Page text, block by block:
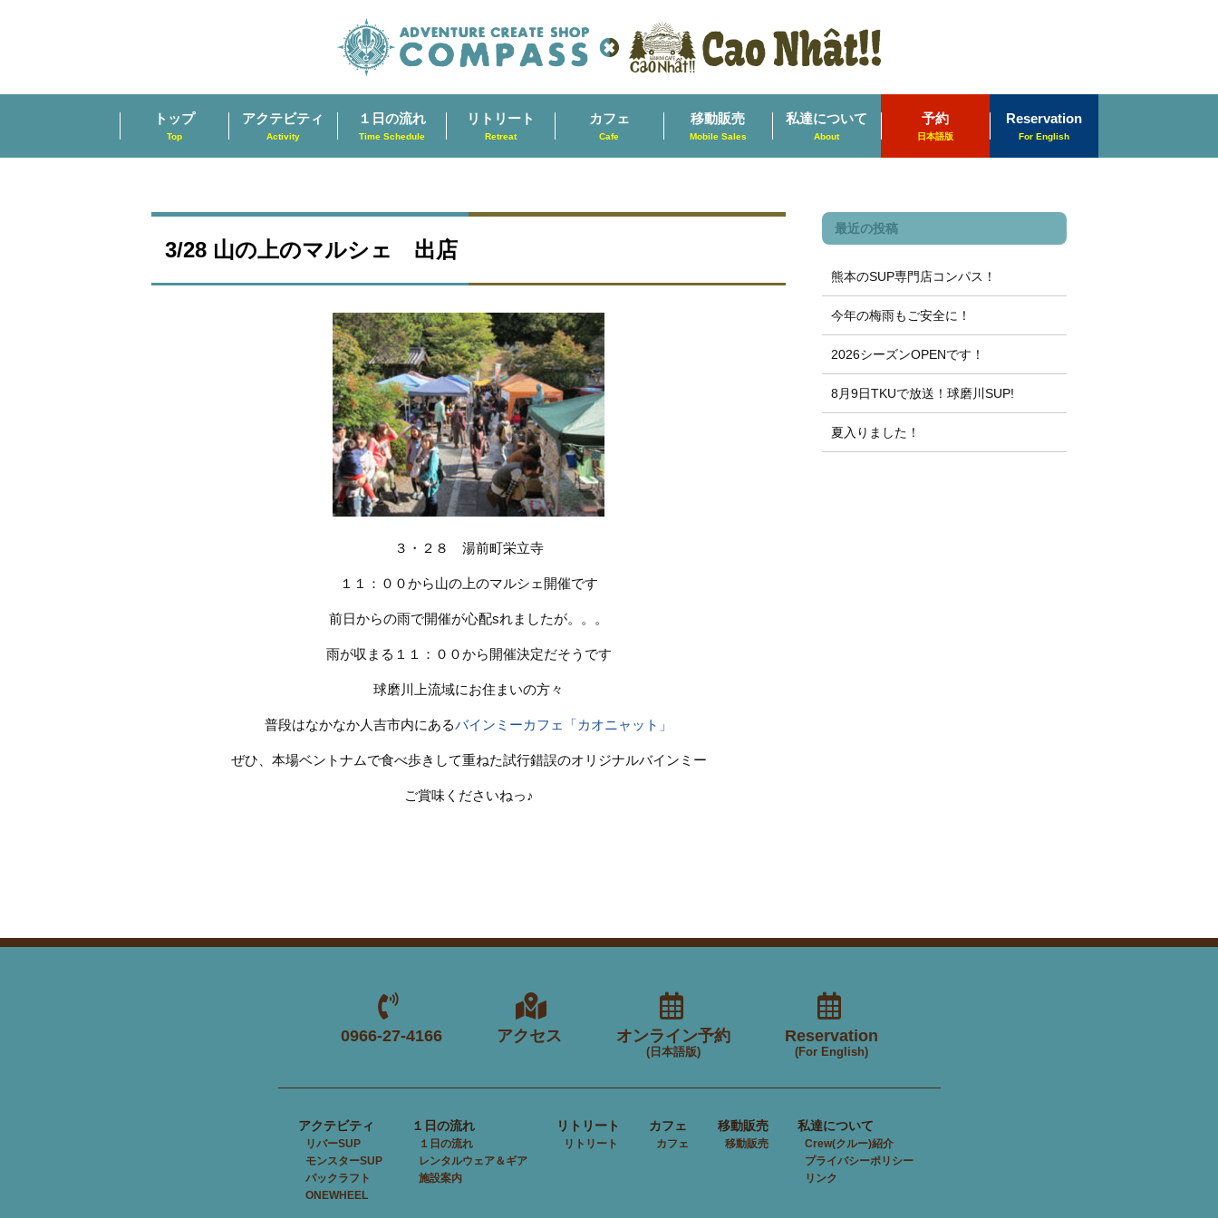
トップ
Top
アクテビティ
Activity
１日の流れ
Time Schedule
リトリート
Retreat
カフェ
Cafe
移動販売
Mobile Sales
私達について
About
予約
日本語版
Reservation
For English
3/28 山の上のマルシェ 出店
３・２８ 湯前町栄立寺
１１：００から山の上のマルシェ開催です
前日からの雨で開催が心配sれましたが。。。
雨が収まる１１：００から開催決定だそうです
球磨川上流域にお住まいの方々
普段はなかなか人吉市内にあるバインミーカフェ「カオニャット」
ぜひ、本場ベントナムで食べ歩きして重ねた試行錯誤のオリジナルバインミー
ご賞味くださいねっ♪
最近の投稿
熊本のSUP専門店コンパス！
今年の梅雨もご安全に！
2026シーズンOPENです！
8月9日TKUで放送！球磨川SUP!
夏入りました！
0966-27-4166 アクセス オンライン予約
(日本語版)
Reservation
(For English)
アクテビティ
リバーSUP
モンスターSUP
パックラフト
ONEWHEEL
１日の流れ
１日の流れ
レンタルウェア＆ギア
施設案内
リトリート
リトリート
カフェ
カフェ
移動販売
移動販売
私達について
Crew(クルー)紹介
プライバシーポリシー
リンク